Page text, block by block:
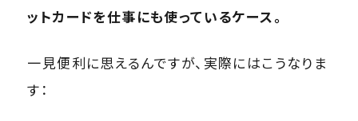
ットカードを仕事にも使っているケース。
一見便利に思えるんですが、実際にはこうなりま
す：